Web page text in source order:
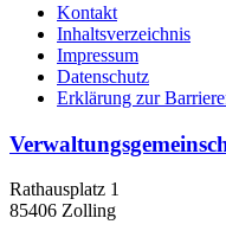
Kontakt
Inhaltsverzeichnis
Impressum
Datenschutz
Erklärung zur
Rathausplatz 1
85406 Zolling